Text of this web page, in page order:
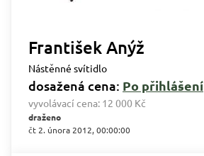
František Anýž
Nástěnné svítidlo
dosažená cena: Po přihlášení
vyvolávací cena: 12 000 Kč
draženo
čt 2. února 2012, 00:00:00